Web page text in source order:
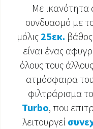
ΚΌΣΜΟΣ OS
ΈΓΓΡΑΦΑ ΠΡΟΪΌΝΤΩΝ
Με
συνδυασμό με
μόλις 25εκ.
είναι ένας
όλους τους
ατμόσφαιρα
φιλτράρισμα
Turbo, που
λειτουργεί